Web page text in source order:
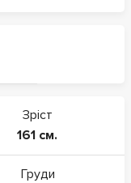
Зріст
161 см.
Груди